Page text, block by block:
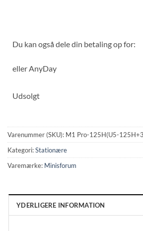
Du kan også dele din betaling op for:
eller AnyDay
Udsolgt
Varenummer (SKU): M1 Pro-125H(U5-
Kategori:Stationære
Varemærke: Minisforum
YDERLIGERE INFORMATION